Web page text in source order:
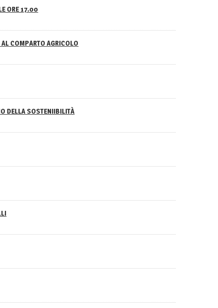
ORE 17.00
COMPARTO AGRICOLO
DELLA SOSTENIIBILITÀ